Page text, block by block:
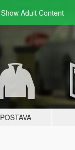
Show Adult Content
POSTAVA